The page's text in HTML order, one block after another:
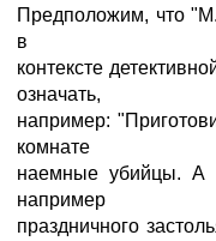
Предположим, что
в
контексте
означать,
например:
комнате
наемные убийцы. А
например
праздничного